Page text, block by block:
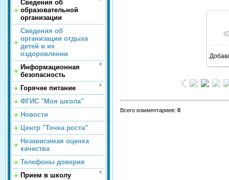
Сведения об
образовательной
организации
Сведения об
организации отдыха
детей и их
оздоровлении
Информационная
безопасность
Горячее питание
ФГИС "Моя школа"
Новости
Центр "Точка роста"
Независимая оценка
качества
Телефоны доверия
Прием в школу
Всего комментариев: 0